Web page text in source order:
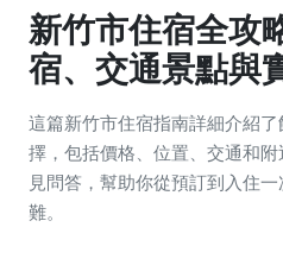
新竹市住宿全攻
宿、交通景點與
這篇新竹市住宿指南詳細介紹
擇，包括價格、位置、交通和
見問答，幫助你從預訂到入住
難。